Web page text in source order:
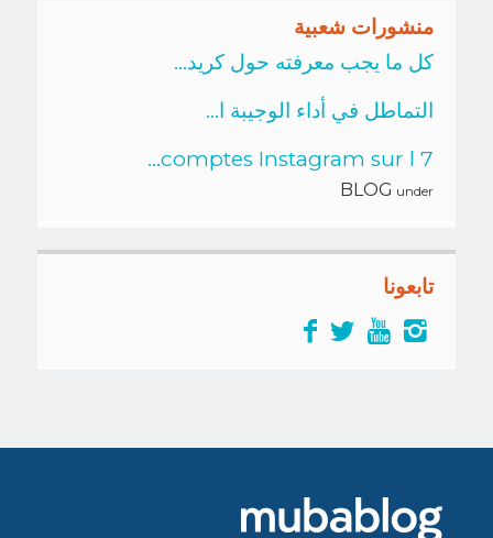
منشورات شعبية
كل ما يجب معرفته حول كريد...
التماطل في أداء الوجيبة ا...
7 comptes Instagram sur l...
under
BLOG
تابعونا